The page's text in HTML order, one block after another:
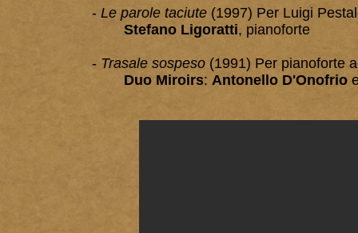
- Le parole taciute (1997) Per Luigi
Stefano Ligoratti, pianoforte
- Trasale sospeso (1991) Per pianoforte
Duo Miroirs: Antonello D'Onofrio